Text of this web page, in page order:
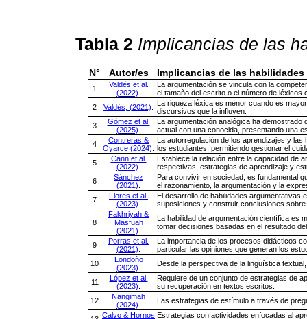
Tabla 2 Implicancias de las
N° Autor/es Implicancias de las
1
Valdés et al.
(2022)
La argumentación se vincula con la
el tamaño del escrito o el número de léxicos
2
Valdés, (2021)
La riqueza léxica es menor cuando es
discursivos que la influyen.
3
Gómez et al.
(2025)
La argumentación analógica ha demostrado
actual con una conocida, presentando una
4
Contreras &
Oyarce (2024)
La autorregulación de los aprendizajes y
los estudiantes, permitiendo gestionar el
5
Cann et al.
(2022)
Establece la relación entre la capacidad de
respectivas, estrategias de aprendizaje y
6
Sánchez
(2021)
Para convivir en sociedad, es fundamental
el razonamiento, la argumentación y la
7
Flores et al.
(2023)
El desarrollo de habilidades argumentativas
suposiciones y construir conclusiones
8
Fakhriyah &
Masfuah
(2021)
La habilidad de argumentación científica es
tomar decisiones basadas en el resultado
9
Porras et al.
(2021)
La importancia de los procesos didácticos
particular las opiniones que generan los
10
Londoño
(2023)
Desde la perspectiva de la lingüística
11
López et al.
(2023)
Requiere de un conjunto de estrategias de
su recuperación en textos escritos.
12
Nangimah
(2024)
Las estrategias de estímulo a través de
Calvo & Hornos Estrategias con actividades enfocadas al